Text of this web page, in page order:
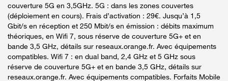
couverture 5G en 3,5GHz. 5G : dans les zones couvertes
(déploiement en cours). Frais d’activation : 29€. Jusqu’à 1,5
Gbit/s en réception et 250 Mbit/s en émission : débits maximum
théoriques, en Wifi 7, sous réserve de couverture 5G+ et en
bande 3,5 GHz, détails sur reseaux.orange.fr. Avec équipements
compatibles. Wifi 7 : en dual band, 2,4 GHz et 5 GHz sous
réserve de couverture 5G+ et en bande 3,5 GHz, détails sur
reseaux.orange.fr. Avec équipements compatibles. Forfaits Mobile